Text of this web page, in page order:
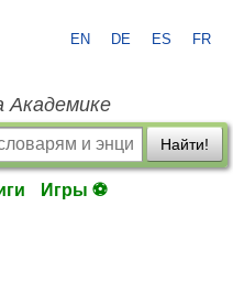
EN DE ES FR
Академике
Найти!
Игры ⚽